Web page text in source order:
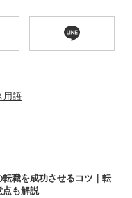
用語
職を成功させるコツ｜転
も解説